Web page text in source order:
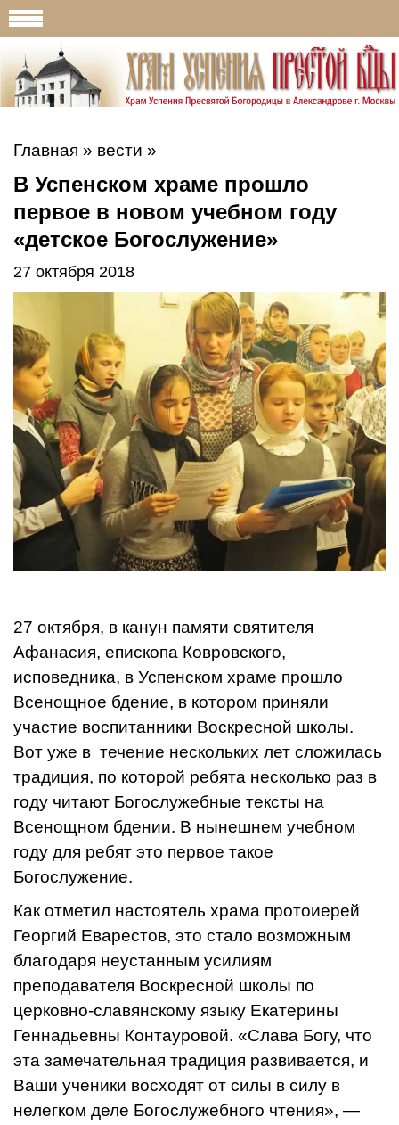
Главная » вести »
В Успенском храме прошло
первое в новом учебном году
«детское Богослужение»
27 октября 2018
27 октября, в канун памяти святителя
Афанасия, епископа Ковровского,
исповедника, в Успенском храме прошло
Всенощное бдение, в котором приняли
участие воспитанники Воскресной школы.
Вот уже в течение нескольких лет сложилась
традиция, по которой ребята несколько раз в
году читают Богослужебные тексты на
Всенощном бдении. В нынешнем учебном
году для ребят это первое такое
Богослужение.
Как отметил настоятель храма протоиерей
Георгий Еварестов, это стало возможным
благодаря неустанным усилиям
преподавателя Воскресной школы по
церковно-славянскому языку Екатерины
Геннадьевны Контауровой. «Слава Богу, что
эта замечательная традиция развивается, и
Ваши ученики восходят от силы в силу в
нелегком деле Богослужебного чтения», —